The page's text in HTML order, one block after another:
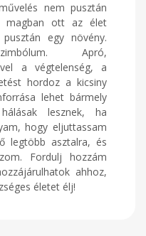
nem pusztán
magban ott az élet
egy növény.
Apró,
a végtelenség, a
hordoz a kicsiny
lehet bármely
lesznek, ha
hogy eljuttassam
legtöbb asztalra, és
Fordulj hozzám
ahhoz,
életet élj!